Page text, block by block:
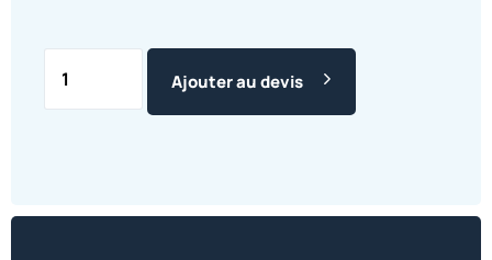
Ajouter au devis